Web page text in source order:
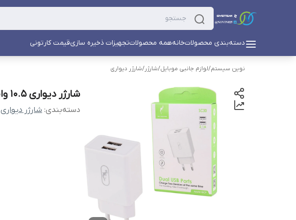
دسته‌بندی محصولاتخانههمه محصولاتتجهیزات ذخیره سازیقیمت کارتونی
نوین سیستم/لوازم جانبی موبایل/شارژر/شارژر دیواری
شارژر دیواری 10.5 وات اسکای دلفین SC30 2.1A
دسته‌بندی: شارژر دیواری